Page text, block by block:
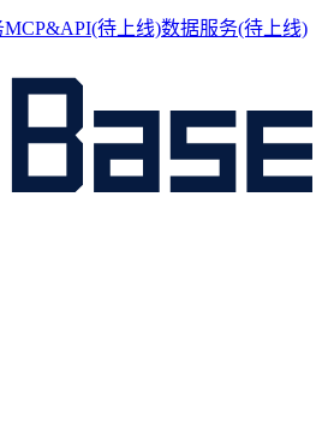
MCP&API(待上线)数据服务(待上线)